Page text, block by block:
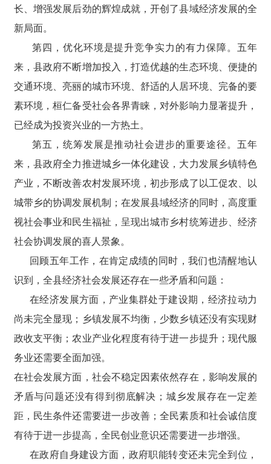
长、增强发展后劲的辉煌成就，开创了县域经济发展的全
新局面。
第四，优化环境是提升竞争实力的有力保障。五年
来，县政府不断增加投入，打造优越的生态环境、便捷的
交通环境、亮丽的城市环境、舒适的人居环境、完备的要
素环境，桓仁备受社会各界青睐，对外影响力显著提升，
已经成为投资兴业的一方热土。
第五，统筹发展是推动社会进步的重要途径。五年
来，县政府全力推进城乡一体化建设，大力发展乡镇特色
产业，不断改善农村发展环境，初步形成了以工促农、以
城带乡的协调发展机制；在发展县域经济的同时，高度重
视社会事业和民生福祉，呈现出城市乡村统筹进步、经济
社会协调发展的喜人景象。
回顾五年工作，在肯定成绩的同时，我们也清醒地认
识到，全县经济社会发展还存在一些矛盾和问题：
在经济发展方面，产业集群处于建设期，经济拉动力
尚未完全显现；乡镇发展不均衡，少数乡镇还没有实现财
政收支平衡；农业产业化程度有待于进一步提升；现代服
务业还需要全面加强。
在社会发展方面，社会不稳定因素依然存在，影响发展的
矛盾与问题还没有得到彻底解决；城乡发展存在一定差
距，民生条件还需要进一步改善；全民素质和社会诚信度
有待于进一步提高，全民创业意识还需要进一步增强。
在政府自身建设方面，政府职能转变还未完全到位，